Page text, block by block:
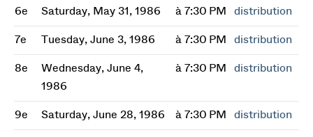
6e Saturday, May 31, 1986 à 7:30 PM distribution
7e Tuesday, June 3, 1986 à 7:30 PM distribution
8e
Wednesday, June 4,
1986
à 7:30 PM distribution
9e Saturday, June 28, 1986 à 7:30 PM distribution